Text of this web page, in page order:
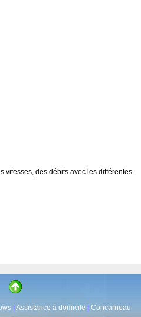
vitesses, des débits avec les différentes
| Assistance à domicile | Concarneau